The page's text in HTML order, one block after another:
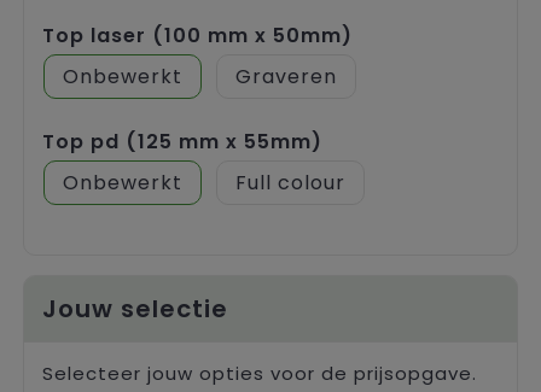
Top laser (100 mm x 50mm)
Onbewerkt
Graveren
Top pd (125 mm x 55mm)
Onbewerkt
Full colour
Jouw selectie
Selecteer jouw opties voor de prijsopgave.